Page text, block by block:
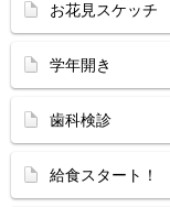
お花見スケッチ
学年開き
歯科検診
給食スタート！